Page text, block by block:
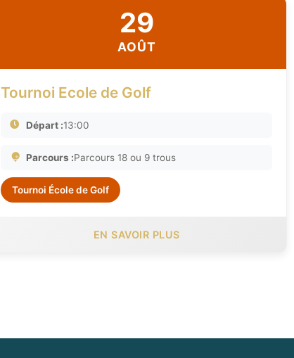
29
AOÛT
Tournoi Ecole de Golf
Départ :13:00
Parcours :Parcours 18 ou 9 trous
Tournoi École de Golf
EN SAVOIR PLUS